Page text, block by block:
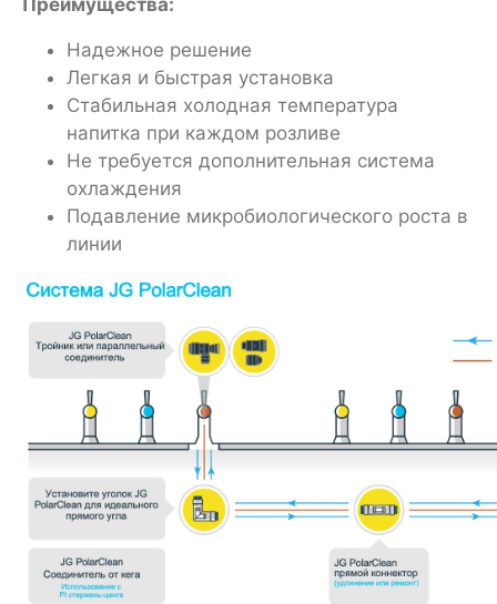
Надежное решение
Легкая и быстрая установка
Стабильная холодная температура
напитка при каждом розливе
Не требуется дополнительная система
охлаждения
Подавление микробиологического роста в
линии